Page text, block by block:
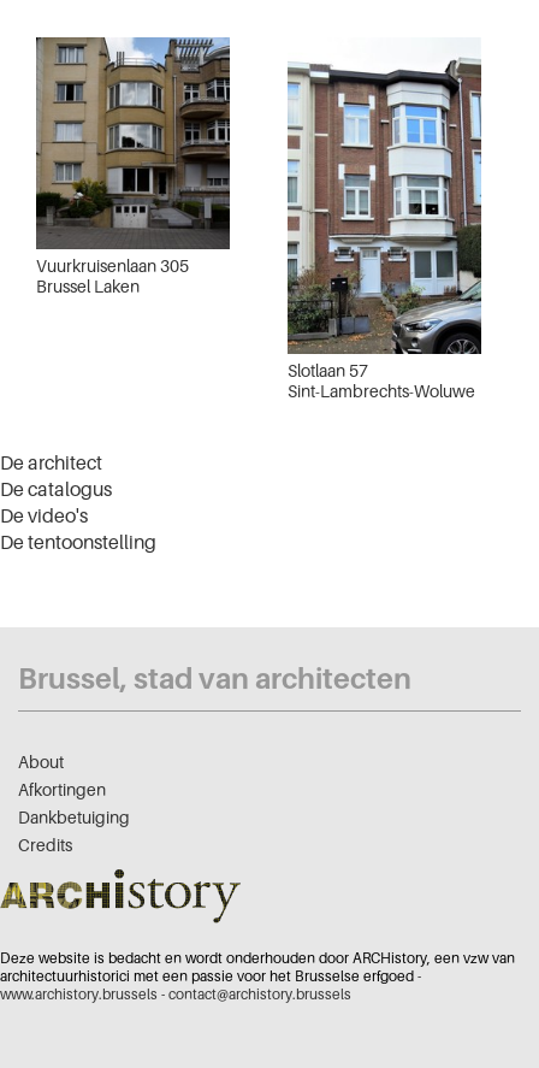
Vuurkruisenlaan 305
Brussel Laken
Slotlaan 57
Sint-Lambrechts-Woluwe
De architect
De catalogus
De video's
De tentoonstelling
Brussel, stad van architecten
About
Afkortingen
Dankbetuiging
Credits
Deze website is bedacht en wordt onderhouden door ARCHistory, een vzw van
architectuurhistorici met een passie voor het Brusselse erfgoed -
www.archistory.brussels - contact@archistory.brussels